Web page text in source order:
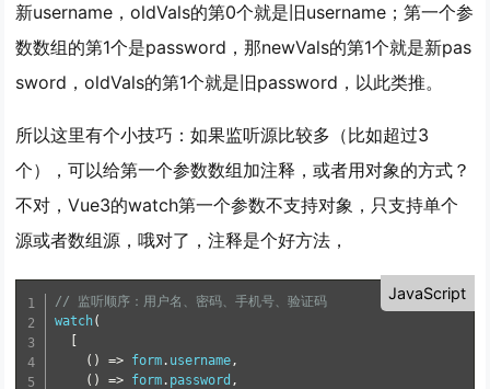
新username，oldVals的第0个就是旧username；第一个参
数数组的第1个是password，那newVals的第1个就是新pas
sword，oldVals的第1个就是旧password，以此类推。
所以这里有个小技巧：如果监听源比较多（比如超过3
个），可以给第一个参数数组加注释，或者用对象的方式？
不对，Vue3的watch第一个参数不支持对象，只支持单个
源或者数组源，哦对了，注释是个好方法，
JavaScript
// 监听顺序：用户名、密码、手机号、验证码
watch(
( ) => form. username,
( ) => form. password ,